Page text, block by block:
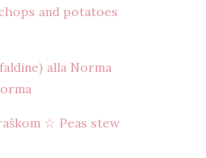
and potatoes
alla Norma
☆ Peas stew